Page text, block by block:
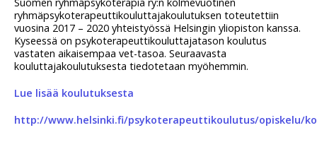
ryhmäpsykoterapeuttikouluttajakoulutuksen toteutettiin
vuosina 2017 – 2020 yhteistyössä Helsingin yliopiston kanssa.
Kyseessä on psykoterapeuttikouluttajatason koulutus
vastaten aikaisempaa vet-tasoa. Seuraavasta
kouluttajakoulutuksesta tiedotetaan myöhemmin.
Lue lisää koulutuksesta
http://www.helsinki.fi/psykoterapeuttikoulutus/opiskelu/